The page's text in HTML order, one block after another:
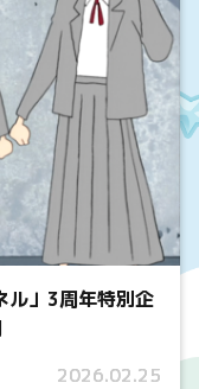
ル」3周年特別企
2026.02.25